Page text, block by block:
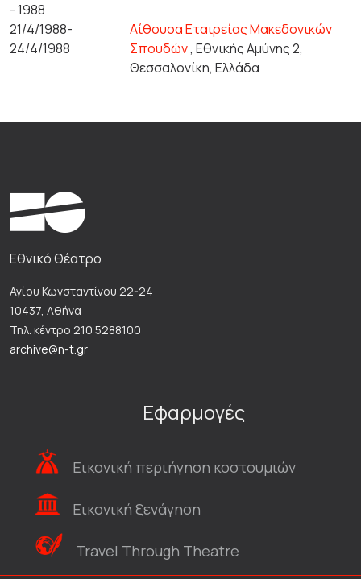
- 1988
21/4/1988-
24/4/1988
Αίθουσα Εταιρείας Μακεδονικών
Σπουδών, Εθνικής Αμύνης 2,
Θεσσαλονίκη, Ελλάδα
Εθνικό Θέατρο
Αγίου Κωνσταντίνου 22-24
10437, Αθήνα
Τηλ. κέντρο 210 5288100
archive@n-t.gr
Εφαρμογές
Εικονική περιήγηση κοστουμιών
Εικονική ξενάγηση
Travel Through Theatre